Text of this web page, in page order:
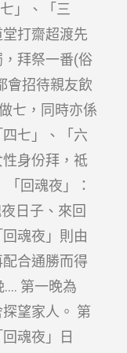
」、「三
打齋超渡先
拜祭一番(俗
會招待親友飲
七，同時亦係
七」、「六
身份拜，祗
回魂夜」：
日子、來回
魂夜」則由
合通勝而得
…. 第一晚為
探望家人。 第
魂夜」日